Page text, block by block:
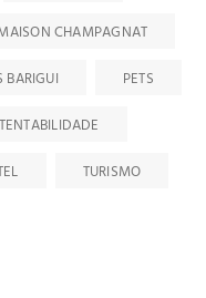
CHAMPAGNAT
BARIGUI
PETS
TURISMO